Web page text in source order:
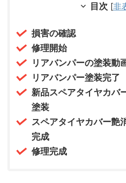
目次 [非
損害の確認
修理開始
リアバンパーの塗装動
リアバンパー塗装完了
新品スペアタイヤカバ
塗装
スペアタイヤカバー艶
完成
修理完成